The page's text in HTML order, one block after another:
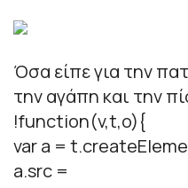
Όσα είπε για την
την αγάπη και την
!function(v,t,o){
var a =
a.src =